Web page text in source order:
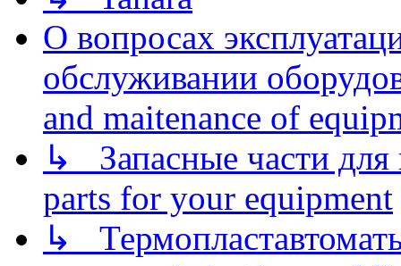
О вопросах
обслуживании
and maitenance of
↳ Запасные части для
parts for your equipment
↳